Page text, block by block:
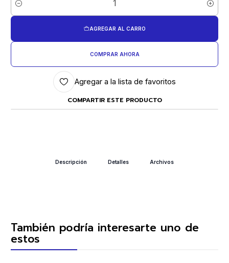
Cantidad
AGREGAR AL CARRO
COMPRAR AHORA
Agregar a la lista de favoritos
COMPARTIR ESTE PRODUCTO
Descripción Detalles Archivos
También podría interesarte uno de
estos